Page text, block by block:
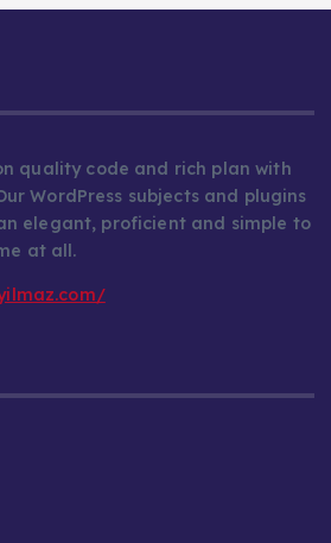
quality code and rich plan with
WordPress subjects and plugins
elegant, proficient and simple to
at all.